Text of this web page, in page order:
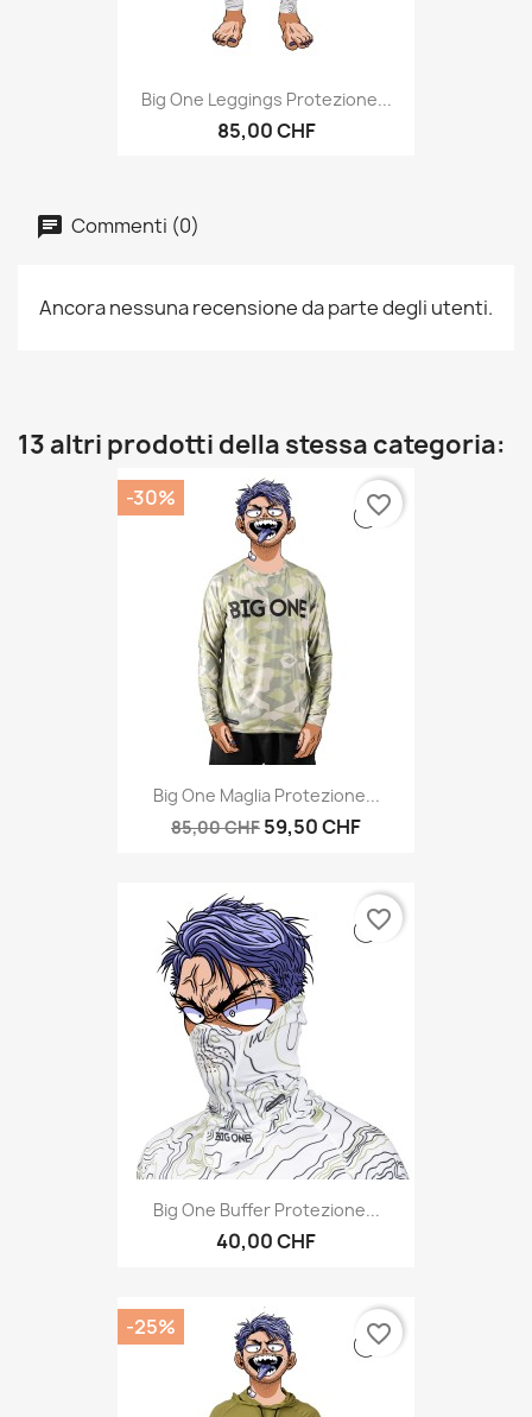
Big One Leggings Protezione...
85,00 CHF
Commenti (0)
Ancora nessuna recensione da parte degli utenti.
13 altri prodotti della stessa categoria:
Big One Maglia Protezione...
85,00 CHF 59,50 CHF
-30% favorite_border
Big One Buffer Protezione...
40,00 CHF
favorite_border
-25% favorite_border